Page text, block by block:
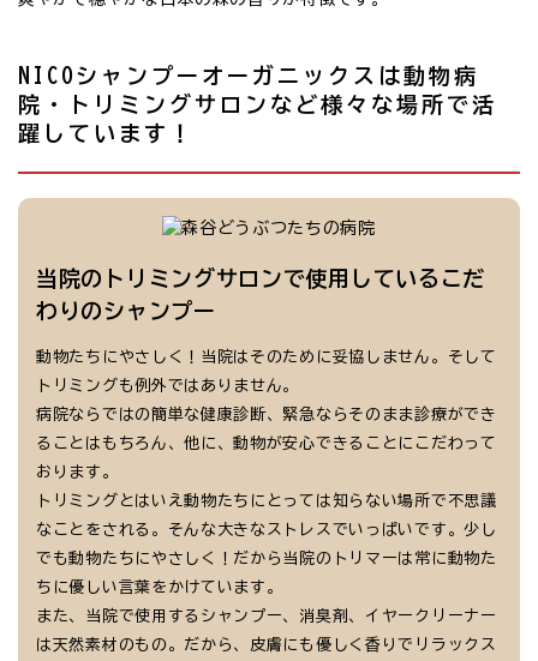
NICOシャンプーオーガニックスは動物病
院・トリミングサロンなど様々な場所で活
躍しています！
当院のトリミングサロンで使用しているこだ
わりのシャンプー
動物たちにやさしく！当院はそのために妥協しません。そして
トリミングも例外ではありません。
病院ならではの簡単な健康診断、緊急ならそのまま診療ができ
ることはもちろん、他に、動物が安心できることにこだわって
おります。
トリミングとはいえ動物たちにとっては知らない場所で不思議
なことをされる。そんな大きなストレスでいっぱいです。少し
でも動物たちにやさしく！だから当院のトリマーは常に動物た
ちに優しい言葉をかけています。
また、当院で使用するシャンプー、消臭剤、イヤークリーナー
は天然素材のもの。だから、皮膚にも優しく香りでリラックス